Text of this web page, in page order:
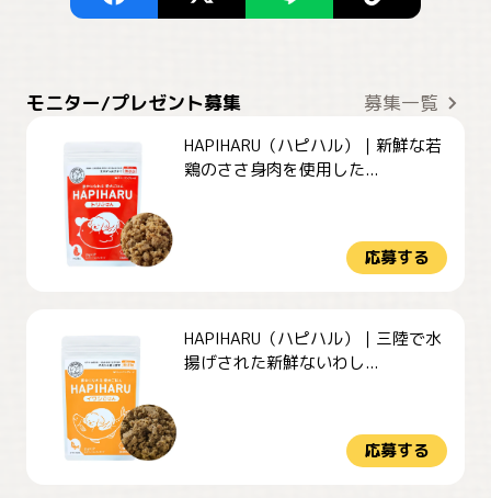
モニター/プレゼント募集 募集一覧
HAPIHARU（ハピハル）｜新鮮な若
鶏のささ身肉を使用した...
応募する
HAPIHARU（ハピハル）｜三陸で水
揚げされた新鮮ないわし...
応募する